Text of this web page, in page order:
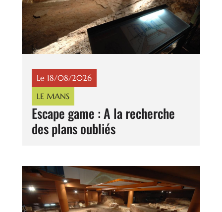
Le 18/08/2026
LE MANS
Escape game : A la recherche
des plans oubliés